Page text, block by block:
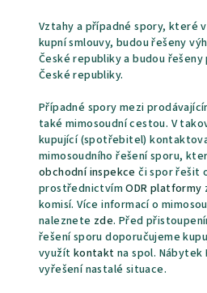
Vztahy a případné spory, které
kupní smlouvy, budou řešeny
České republiky a budou řešeny
České republiky.
Případné spory mezi
také mimosoudní cestou. V
kupující (spotřebitel)
mimosoudního řešení sporu,
obchodní inspekce či spor řešit
prostřednictvímODR platformy
komisí. Více informací o
naleznete zde. Před
řešení sporu doporučujeme
využít kontakt na spol. Nábytek
vyřešení nastalé situace.